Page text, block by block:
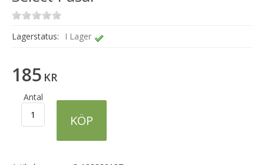
Lagerstatus: I Lager
185 KR
Antal
KÖP